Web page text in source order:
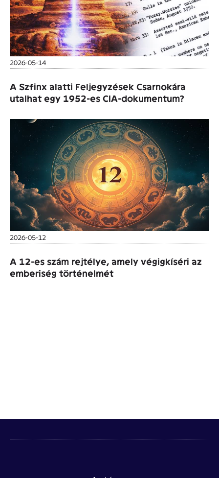
2026-05-14
A Szfinx alatti Feljegyzések Csarnokára
utalhat egy 1952-es CIA-dokumentum?
2026-05-12
A 12-es szám rejtélye, amely végigkíséri az
emberiség történelmét